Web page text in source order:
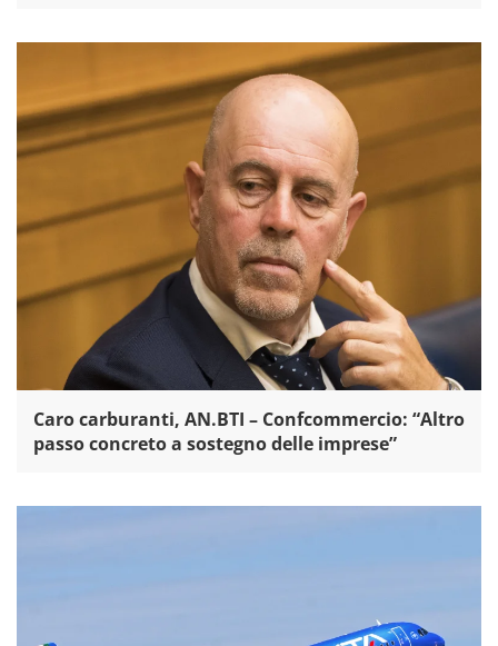
Caro carburanti, AN.BTI – Confcommercio: “Altro
passo concreto a sostegno delle imprese”